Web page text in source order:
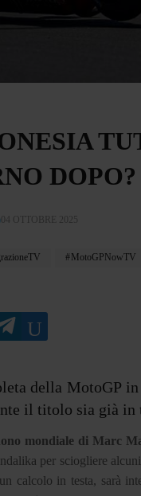
DOPO?
04 OTTOBRE 2025
MotoGPNowTV
della MotoGP
il titolo sia già in
mondiale di Marc
per sciogliere
calcolo in testa, sarà